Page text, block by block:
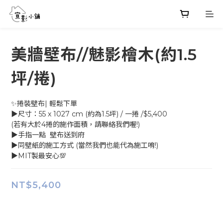
美牆壁布//魅影檜木(約1.5
坪/捲)
✨捲裝壁布| 輕鬆下單
▶尺寸：55 x 1027 cm (約為1.5坪) / 一捲 /$5,400
(若有大於4捲的施作面積，請聯絡我們喔!)
▶手指一點  壁布送到府
▶同壁紙的施工方式 (當然我們也能代為施工唷!)
▶MIT製最安心💯
NT$5,400